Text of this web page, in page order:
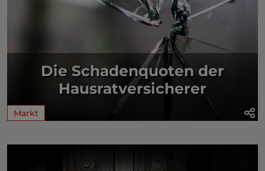
Die Schadenquoten der
Hausratversicherer
Markt